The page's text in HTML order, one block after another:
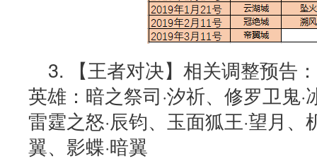
3. 【王者对决】相关调整预告
英雄：暗之祭司·汐祈、修罗卫鬼·
雷霆之怒·辰钧、玉面狐王·望月、
翼、影蝶·暗翼